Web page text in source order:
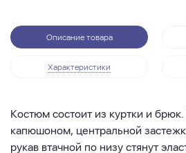
Описание товара
Характеристики
Костюм состоит из куртки и
капюшоном, центральной
рукав втачной по низу стянут